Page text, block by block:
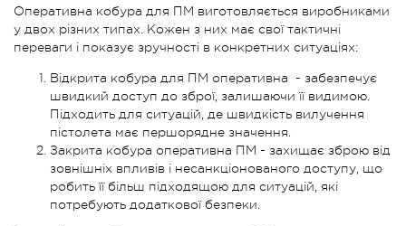
Оперативна кобура для ПМ виготовляється виробниками
у двох різних типах. Кожен з них має свої тактичні
переваги і показує зручності в конкретних ситуаціях:
Відкрита кобура для ПМ оперативна - забезпечує
швидкий доступ до зброї, залишаючи її видимою.
Підходить для ситуацій, де швидкість вилучення
пістолета має першорядне значення.
Закрита кобура оперативна ПМ - захищає зброю від
зовнішніх впливів і несанкціонованого доступу, що
робить її більш підходящою для ситуацій, які
потребують додаткової безпеки.